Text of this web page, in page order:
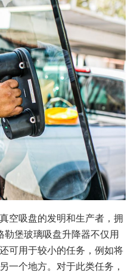
空吸盘的发明和生产者，拥
勒堡玻璃吸盘升降器不仅用
可用于较小的任务，例如将
一个地方。对于此类任务，